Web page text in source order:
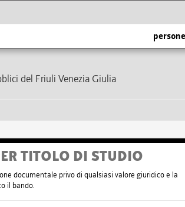
del Friuli Venezia Giulia
TITOLO DI STUDIO
documentale privo di qualsiasi valore giuridico e la
il bando.